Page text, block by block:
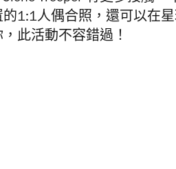
的1:1人偶合照，還可以在
此活動不容錯過！